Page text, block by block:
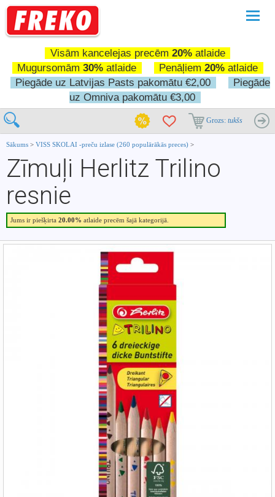
Visām kancelejas precēm 20%atlaide
Mugursomām 30% atlaide Penāļiem 20% atlaide
Piegāde uz Latvijas Pasts pakomātu €2,00
Piegāde
uz Omniva pakomātu €3,00
Grozs: tukšs
Sākums > VISS SKOLAI -preču izlase (260 populārākās preces) >
Zīmuļi Herlitz Trilino
resnie
Jums ir piešķirta 20.00% atlaide precēm šajā kategorijā.